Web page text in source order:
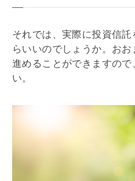
それでは、実際に投資信
らいいのでしょうか。お
進めることができますの
い。